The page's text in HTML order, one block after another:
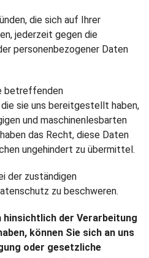
die sich auf Ihrer
jederzeit gegen die
personenbezogener Daten
betreffenden
sie uns bereitgestellt haben,
und maschinenlesbarten
das Recht, diese Daten
ungehindert zu übermittel.
der zuständigen
zu beschweren.
hinsichtlich der Verarbeitung
können Sie sich an uns
oder gesetzliche